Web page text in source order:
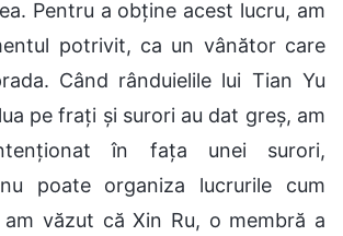
Pentru a obține acest lucru, am
potrivit, ca un vânător care
Când rânduielile lui Tian Yu
pe frați și surori au dat greș, am
în fața unei surori,
poate organiza lucrurile cum
văzut că Xin Ru, o membră a